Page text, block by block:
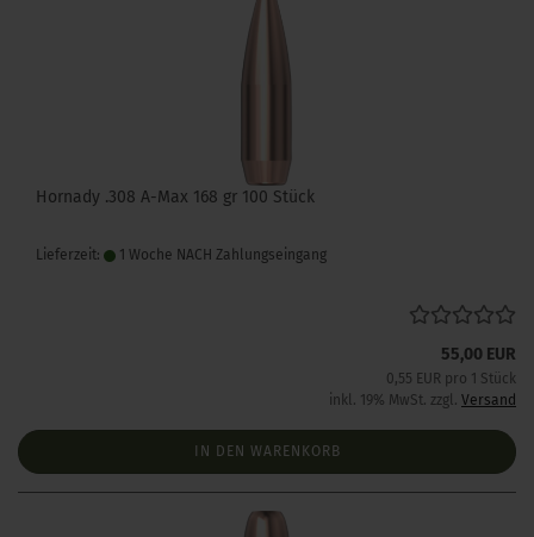
Hornady .308 A-Max 168 gr 100 Stück
Lieferzeit: 1 Woche NACH Zahlungseingang
55,00 EUR
0,55 EUR pro 1 Stück
inkl. 19% MwSt. zzgl. Versand
IN DEN WARENKORB